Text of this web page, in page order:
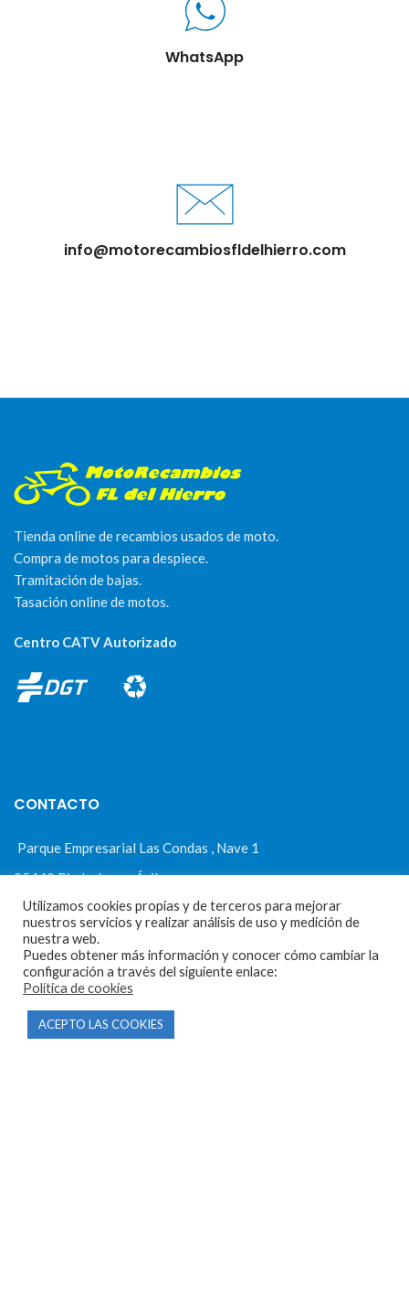
WhatsApp
info@motorecambiosfldelhierro.com
Tienda online de recambios usados de moto.
Compra de motos para despiece.
Tramitación de bajas.
Tasación online de motos.
Centro CATV Autorizado
CONTACTO
Parque Empresarial Las Condas , Nave 1
05440 Piedralaves-Ávila
603 57 44 50
info@motorecambiosfldelhierro.com
Síguenos en Facebook
Síguenos en Instagram
Utilizamos cookies propias y de terceros para mejorar
nuestros servicios y realizar análisis de uso y medición de
nuestra web.
Puedes obtener más información y conocer cómo cambiar la
configuración a través del siguiente enlace:
Política de cookies
ACEPTO LAS COOKIES